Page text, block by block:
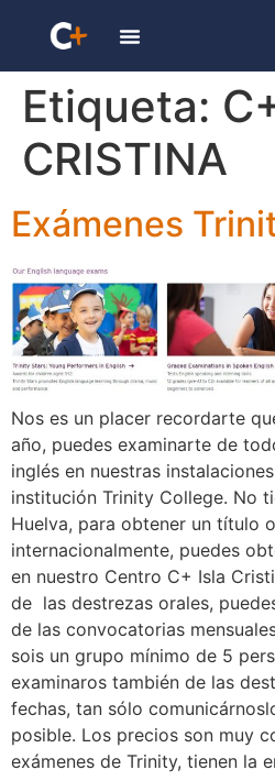
Etiqueta:
CRISTINA
Exámenes
Nos es un placer recordarte
año, puedes examinarte de
inglés en nuestras
institución Trinity College. No
Huelva, para obtener un título
internacionalmente, puedes
en nuestro Centro C+ Isla
de las destrezas orales,
de las convocatorias
sois un grupo mínimo de 5
examinaros también de las
fechas, tan sólo
posible. Los precios son muy
exámenes de Trinity, tienen la